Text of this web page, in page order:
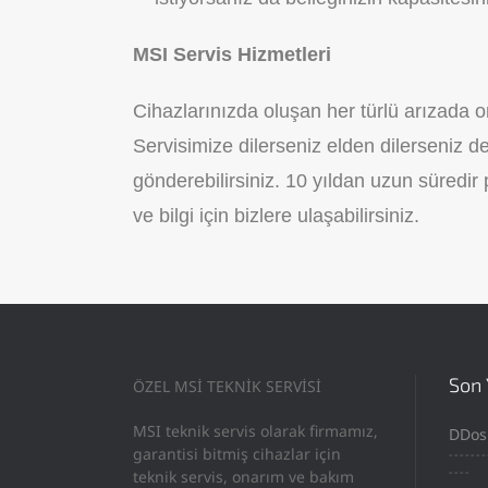
MSI Servis Hizmetleri
Cihazlarınızda oluşan her türlü arızada
Servisimize dilerseniz elden dilerseniz de
gönderebilirsiniz. 10 yıldan uzun
ve bilgi için bizlere ulaşabilirsiniz.
ÖZEL MSİ TEKNİK SERVİSİ
MSI teknik servis olarak firmamız,
garantisi bitmiş cihazlar için
teknik servis, onarım ve bakım
Son
----